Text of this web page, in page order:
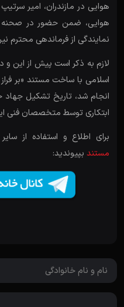
هوایی در مازندران، امیر
هوایی، ضمن حضور در صحنه ی
نمایندگی از فرماندهی محترم
لازم به ذکر است پیش از این و
اسلامی با ساخت مستند «بر
انجام شد، تاریخ تشکیل
ابتکاری توسط متخصصان فنی
برای اطلاع و استفاده از
مستندبپیوندید: